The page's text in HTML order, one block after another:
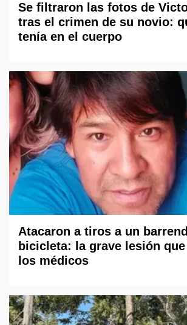
Se filtraron las fotos de
tras el crimen de su novio:
tenía en el cuerpo
Atacaron a tiros a un
bicicleta: la grave lesión
los médicos